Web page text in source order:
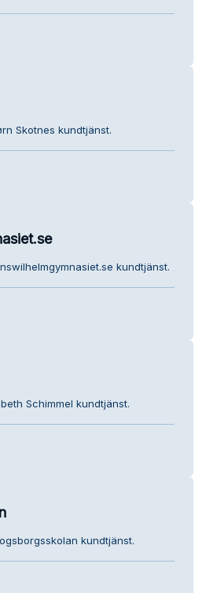
Skotnes kundtjänst.
kundtjänst.
Schimmel kundtjänst.
kundtjänst.